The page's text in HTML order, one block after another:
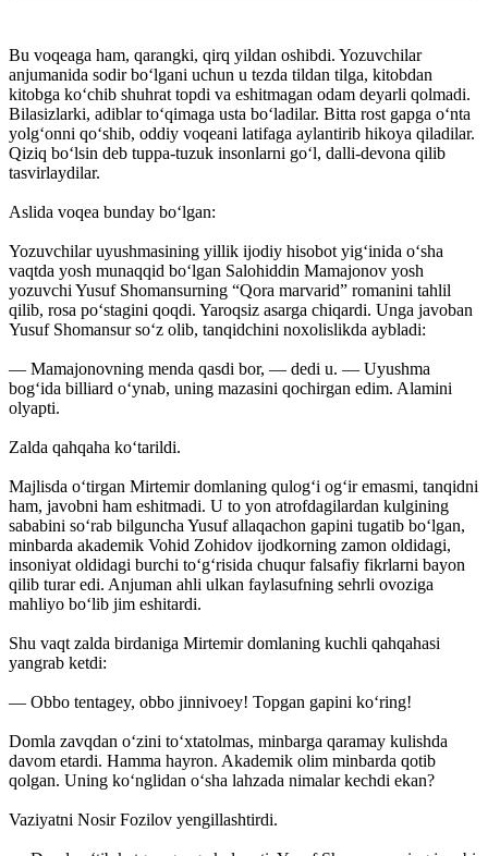
Bu voqeaga ham, qarangki, qirq yildan oshibdi. Yozuvchilar
anjumanida sodir bo‘lgani uchun u tezda tildan tilga, kitobdan
kitobga ko‘chib shuhrat topdi va eshitmagan odam deyarli qolmadi.
Bilasizlarki, adiblar to‘qimaga usta bo‘ladilar. Bitta rost gapga o‘nta
yolg‘onni qo‘shib, oddiy voqeani latifaga aylantirib hikoya qiladilar.
Qiziq bo‘lsin deb tuppa-tuzuk insonlarni go‘l, dalli-devona qilib
tasvirlaydilar.
Aslida voqea bunday bo‘lgan:
Yozuvchilar uyushmasining yillik ijodiy hisobot yig‘inida o‘sha
vaqtda yosh munaqqid bo‘lgan Salohiddin Mamajonov yosh
yozuvchi Yusuf Shomansurning “Qora marvarid” romanini tahlil
qilib, rosa po‘stagini qoqdi. Yaroqsiz asarga chiqardi. Unga javoban
Yusuf Shomansur so‘z olib, tanqidchini noxolislikda aybladi:
— Mamajonovning menda qasdi bor, — dedi u. — Uyushma
bog‘ida billiard o‘ynab, uning mazasini qochirgan edim. Alamini
olyapti.
Zalda qahqaha ko‘tarildi.
Majlisda o‘tirgan Mirtemir domlaning qulog‘i og‘ir emasmi, tanqidni
ham, javobni ham eshitmadi. U to yon atrofdagilardan kulgining
sababini so‘rab bilguncha Yusuf allaqachon gapini tugatib bo‘lgan,
minbarda akademik Vohid Zohidov ijodkorning zamon oldidagi,
insoniyat oldidagi burchi to‘g‘risida chuqur falsafiy fikrlarni bayon
qilib turar edi. Anjuman ahli ulkan faylasufning sehrli ovoziga
mahliyo bo‘lib jim eshitardi.
Shu vaqt zalda birdaniga Mirtemir domlaning kuchli qahqahasi
yangrab ketdi:
— Obbo tentagey, obbo jinnivoey! Topgan gapini ko‘ring!
Domla zavqdan o‘zini to‘xtatolmas, minbarga qaramay kulishda
davom etardi. Hamma hayron. Akademik olim minbarda qotib
qolgan. Uning ko‘nglidan o‘sha lahzada nimalar kechdi ekan?
Vaziyatni Nosir Fozilov yengillashtirdi.